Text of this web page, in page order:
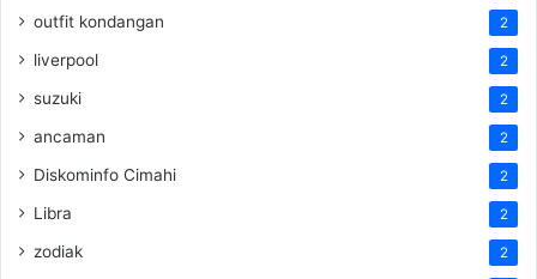
outfit kondangan 2
liverpool 2
suzuki 2
ancaman 2
Diskominfo Cimahi 2
Libra 2
zodiak 2